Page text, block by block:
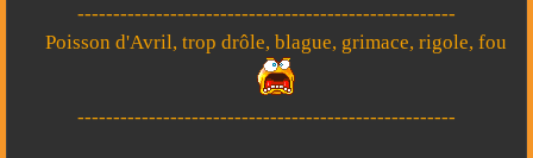
-----------------------------------------------------
Poisson d'Avril, trop drôle, blague, grimace, rigole, fou
-----------------------------------------------------